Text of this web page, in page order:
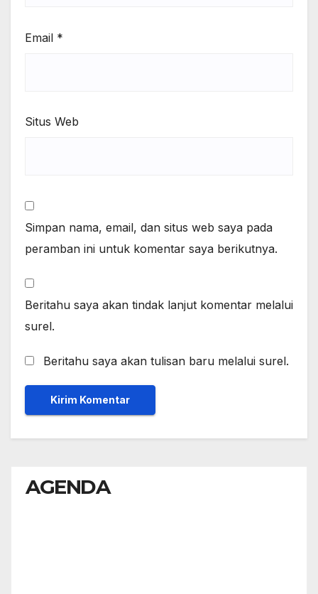
Email *
Situs Web
Simpan nama, email, dan situs web saya pada
peramban ini untuk komentar saya berikutnya.
Beritahu saya akan tindak lanjut komentar melalui
surel.
Beritahu saya akan tulisan baru melalui surel.
AGENDA